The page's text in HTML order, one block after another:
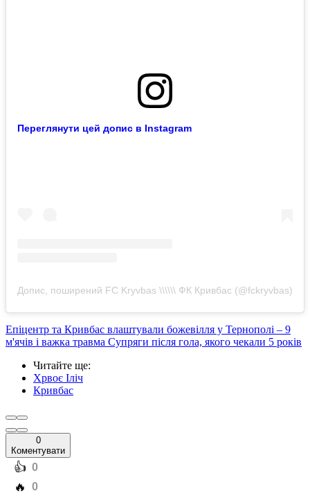
Переглянути цей допис в Instagram
Допис, поширений FC Kryvbas \\\\\\ ФК Кривбас (@fckryvbas)
Епіцентр та Кривбас влаштували божевілля у Тернополі – 9
м'ячів і важка травма Супряги після гола, якого чекали 5 років
Читайте ще:
Хрвоє Іліч
Кривбас
0
Коментувати
️👍 0
️🔥 0